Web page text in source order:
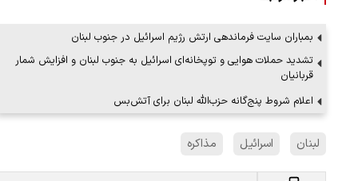
بمباران سایت فرماندهی ارتش رژیم اسرائیل در جنوب لبنان
تشدید حملات هوایی و توپخانه‌ای اسرائیل به جنوب لبنان و افزایش شمار
قربانیان
اعلام شروط پنج‌گانه حزب‌الله لبنان برای آتش‌بس
لبنان اسرائیل مذاکره